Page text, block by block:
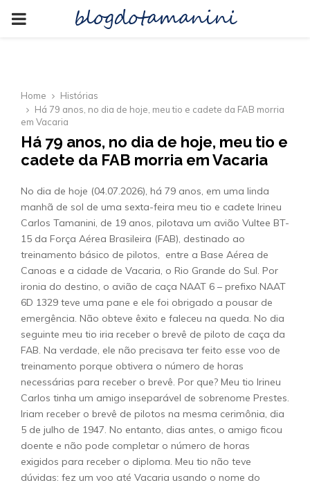
PRIMARYblogdotamanini
Home
Histórias
Há 79 anos, no dia de hoje, meu tio e cadete da FAB morria
em Vacaria
Há 79 anos, no dia de hoje, meu tio e
cadete da FAB morria em Vacaria
No dia de hoje (04.07.2026), há 79 anos, em uma linda
manhã de sol de uma sexta-feira meu tio e cadete Irineu
Carlos Tamanini, de 19 anos, pilotava um avião Vultee BT-
15 da Força Aérea Brasileira (FAB), destinado ao
treinamento básico de pilotos, entre a Base Aérea de
Canoas e a cidade de Vacaria, o Rio Grande do Sul. Por
ironia do destino, o avião de caça NAAT 6 – prefixo NAAT
6D 1329 teve uma pane e ele foi obrigado a pousar de
emergência. Não obteve êxito e faleceu na queda. No dia
seguinte meu tio iria receber o brevê de piloto de caça da
FAB. Na verdade, ele não precisava ter feito esse voo de
treinamento porque obtivera o número de horas
necessárias para receber o brevê. Por que? Meu tio Irineu
Carlos tinha um amigo inseparável de sobrenome Prestes.
Iriam receber o brevê de pilotos na mesma cerimônia, dia
5 de julho de 1947. No entanto, dias antes, o amigo ficou
doente e não pode completar o número de horas
exigidos para receber o diploma. Meu tio não teve
dúvidas: fez um voo até Vacaria usando o nome do